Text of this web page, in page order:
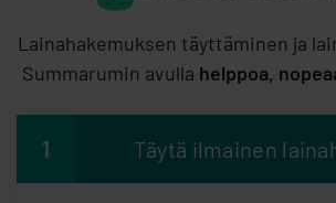
Lainahakemuksen täyttäminen ja
Summarumin avulla helppoa,
1 Täytä ilmainen